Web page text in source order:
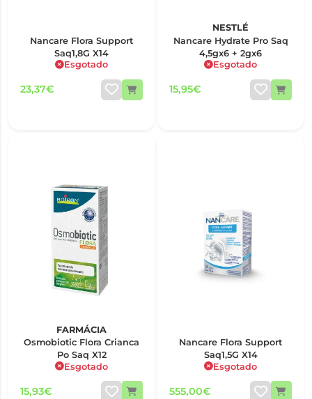
Nancare Flora Support
Saq1,8G X14
Esgotado
23,37€
NESTLÉ
Nancare Hydrate Pro Saq
4,5gx6 + 2gx6
Esgotado
15,95€
FARMÁCIA
Osmobiotic Flora Crianca
Po Saq X12
Esgotado
15,93€
Nancare Flora Support
Saq1,5G X14
Esgotado
555,00€